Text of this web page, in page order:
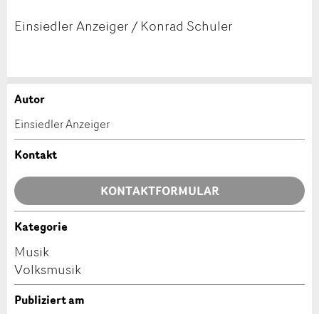
Einsiedler Anzeiger / Konrad Schuler
Anzeige beanstanden
Ihr Feedback wird sehr geschätzt!
Allgemeines Feedback
Anzeige nicht mehr gültig
Anzeige unvollständig
Anzeige weiterempfehlen
Empfehlen Sie diese Anzeige an Freunde weiter.
Autor
Einsiedler Anzeiger
Kontakt
KONTAKTFORMULAR
Kontakt
Verfassen Sie eine Nachricht für die Kontaktpersonen
dieser Anzeige.
Kategorie
Musik
Volksmusik
Publiziert am